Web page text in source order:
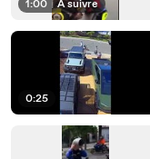
1:00 À suivre
0:25